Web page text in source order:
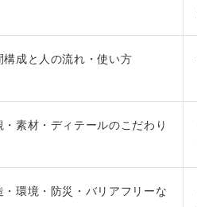
構成と人の流れ・使い方
・素材・ディテールのこだわり
・環境・防災・バリアフリーな